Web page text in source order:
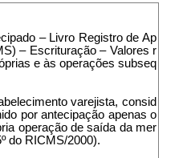
– Livro Registro de Ap
– Escrituração – Valores r
e às operações subseq
varejista, consid
por antecipação apenas o
operação de saída da mer
do RICMS/2000).